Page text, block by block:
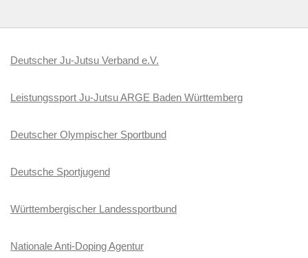
Deutscher Ju-Jutsu Verband e.V.
Leistungssport Ju-Jutsu ARGE Baden Württemberg
Deutscher Olympischer Sportbund
Deutsche Sportjugend
Württembergischer Landessportbund
Nationale Anti-Doping Agentur